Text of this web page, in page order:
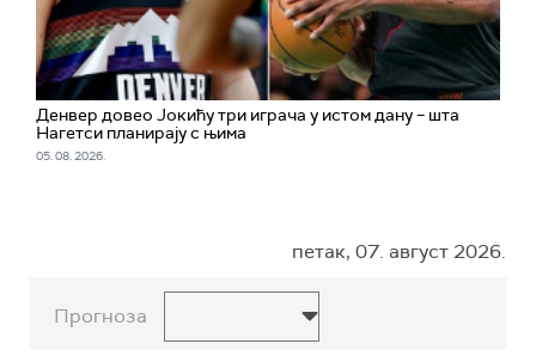
Денвер довео Јокићу три играча у истом дану – шта
Нагетси планирају с њима
05. 08. 2026.
петак, 07. август 2026.
Прогноза